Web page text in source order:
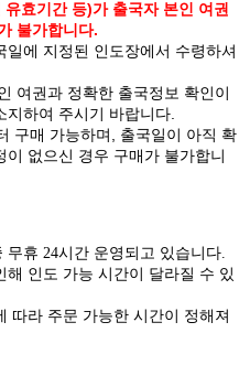
효기간 등)가 출국자 본인 여권
불가합니다.
에 지정된 인도장에서 수령하셔
여권과 정확한 출국정보 확인이
하여 주시기 바랍니다.
구매 가능하며, 출국일이 아직 확
없으신 경우 구매가 불가합니
휴 24시간 운영되고 있습니다.
해 인도 가능 시간이 달라질 수 있
따라 주문 가능한 시간이 정해져